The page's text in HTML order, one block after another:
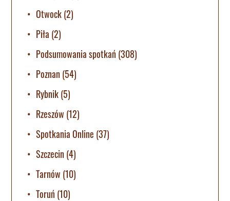
Otwock(2)
Piła (2)
Podsumowania spotkań (308)
Poznan (54)
Rybnik(5)
Rzeszów (12)
Spotkania Online (37)
Szczecin (4)
Tarnów (10)
Toruń (10)